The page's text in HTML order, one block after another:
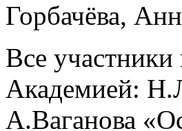
Горбачёва,
Все
Академией:
А.Ваганова